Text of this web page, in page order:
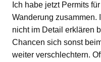
Ich habe jetzt Permits
Wanderung zusammen.
nicht im Detail erklären
Chancen sich sonst
weiter verschlechtern.